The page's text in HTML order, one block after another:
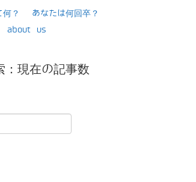
？
あなたは何回卒？
about us
：現在の記事数